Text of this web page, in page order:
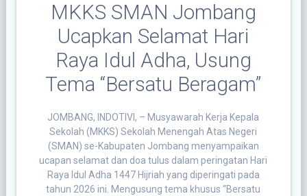
MKKS SMAN Jombang
Ucapkan Selamat Hari
Raya Idul Adha, Usung
Tema “Bersatu Beragam”
JOMBANG, INDOTIVI, – Musyawarah Kerja Kepala
Sekolah (MKKS) Sekolah Menengah Atas Negeri
(SMAN) se-Kabupaten Jombang menyampaikan
ucapan selamat dan doa tulus dalam peringatan Hari
Raya Idul Adha 1447 Hijriah yang diperingati pada
tahun 2026 ini. Mengusung tema khusus “Bersatu